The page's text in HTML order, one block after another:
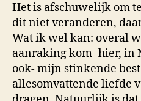
Het is afschuwelijk om
dit niet veranderen,
Wat ik wel kan: overal
aanraking kom -hier, in
ook- mijn stinkende
allesomvattende liefde